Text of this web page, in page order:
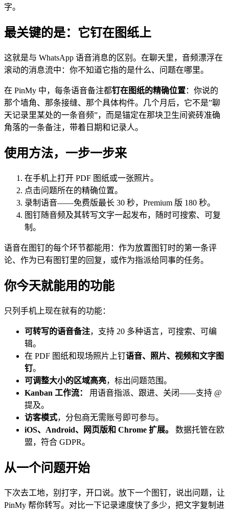
字。
最关键的是：它钉在图纸上
这就是与 WhatsApp 语音消息的区别。在聊天里，音频漂浮在
滚动的消息流中：你不知道它指的是什么、问题在哪里。
在 PinMy 中，每条语音备注都钉在图纸的精确位置：你说的
那个墙角、那条接缝、那个具体构件。几个月后，它不是”聊
天记录里某处的一条音频”，而是锚定在那块卫生间瓷砖准确
角落的一条备注，带着日期和记录人。
使用方法，一步一步来
在手机上打开 PDF 图纸或一张照片。
点击问题所在的精确位置。
录制语音——免费版最长 30 秒，Premium 版 180 秒。
图钉随音频及其转写文字一起发布，随时可搜索、可复
制。
语音在图钉的每个环节都能用：作为放置图钉时的第一条评
论、作为已有图钉里的回复，或作为指派给同事的任务。
你今天就能用的功能
只列手机上现在就有的功能：
可转写的语音备注，支持 20 多种语言，可搜索、可编
辑。
在 PDF 图纸和现场照片上钉语音、照片、视频和文字图
钉。
可调整大小的区域高亮，标出问题范围。
Kanban 工作流：
用语音指派、跟进、关闭——支持 @
提及。
访客模式，分包商无需账号即可参与。
iOS、Android、网页版和 Chrome 扩展。
数据托管在欧
盟，符合 GDPR。
从一个问题开始
下次去工地，别打字，开口说。放下一个图钉，说出问题，让
PinMy 帮你转写。对比一下记录速度快了多少，把文字复制进